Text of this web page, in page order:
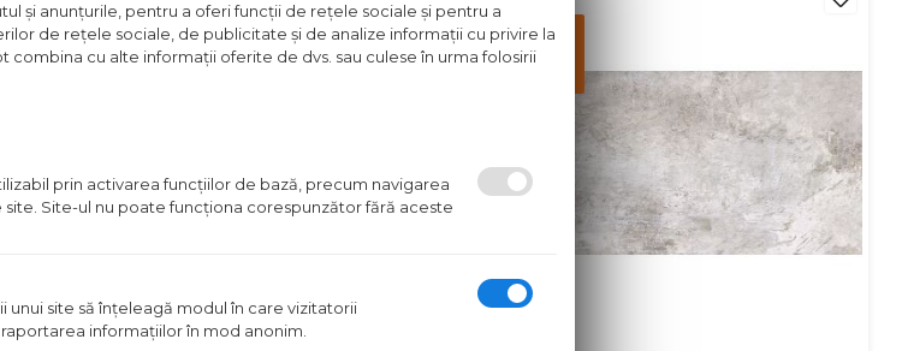
Pret
disponibil
in
Pret
disponibil
in
și anunțurile, pentru a oferi funcții de rețele sociale și pentru a
de rețele sociale, de publicitate și de analize informații cu privire la
combina cu alte informații oferite de dvs. sau culese în urma folosirii
prin activarea funcţiilor de bază, precum navigarea
Site-ul nu poate funcţiona corespunzător fără aceste
site să înţeleagă modul în care vizitatorii
informaţiilor în mod anonim.